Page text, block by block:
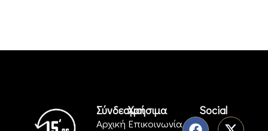
Σύνδεσμοι
Αρχική
Χρήσιμα
Επικοινωνία
Social